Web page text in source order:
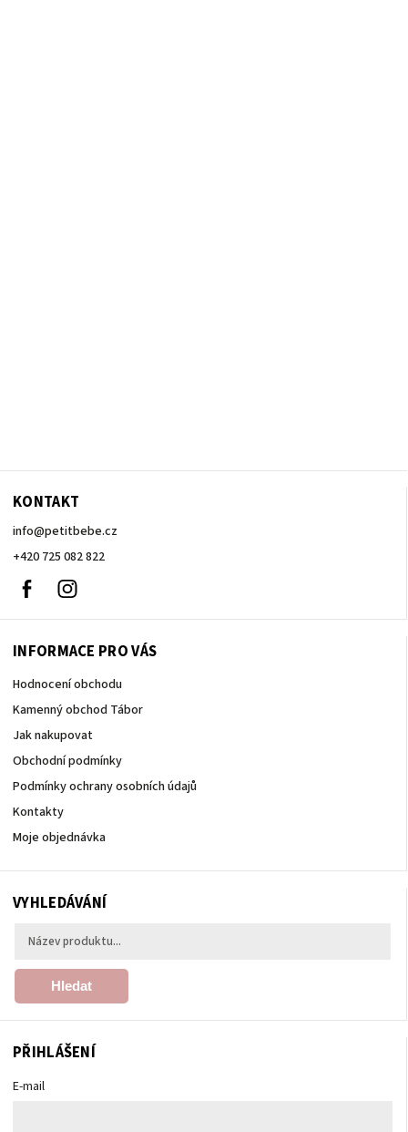
KONTAKT
info@petitbebe.cz
+420 725 082 822
Facebook
INFORMACE PRO VÁS
Hodnocení obchodu
Kamenný obchod Tábor
Jak nakupovat
Obchodní podmínky
Podmínky ochrany osobních údajů
Kontakty
Moje objednávka
VYHLEDÁVÁNÍ
Hledat
PŘIHLÁŠENÍ
E-mail